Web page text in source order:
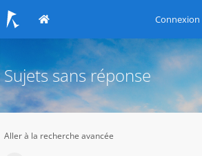
Connexion
Sujets sans réponse
Aller à la recherche avancée